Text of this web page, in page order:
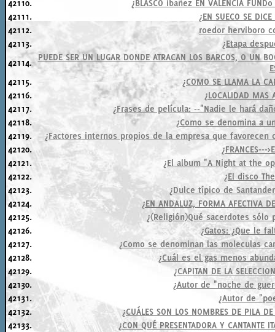
42110.
¿BLASCO ibañez EN VALENCIA
42111.
¿EN SUECO SE
42112.
roedor herviboro
42113.
¿Etapa
42114.
PUEDE SER UN LUGAR DONDE ATRACAN LOS BARCOS, O UN
42115.
¿COMO SE LLAMA LA
42116.
¿LOCALIDAD MAS
42117.
¿Frases de película: --"Nadie le hará
42118.
¿Como se denomina a
42119.
¿Factores internos propios de la empresa que
42120.
¿FRANCES---
42121.
¿El album "A Night at the
42122.
¿El disco
42123.
¿Dulce típico de
42124.
¿EN ANDALUZ, FORMA AFECTIVA
42125.
¿(Religión)Qué sacerdotes sólo
42126.
¿Gatos: ¿Que le
42127.
¿Como se denominan las moleculas
42128.
¿Cuál es el gas menos
42129.
¿CAPITAN DE LA
42130.
¿Autor de "noche de
42131.
¿Autor de
42132.
¿CUÁLES SON LOS NOMBRES DE PILA
42133.
¿CON QUÉ PRESENTADORA Y CANTANTE